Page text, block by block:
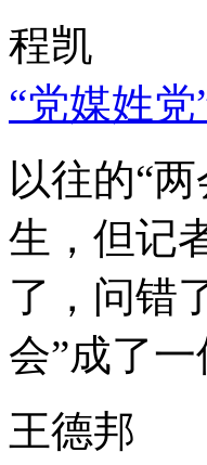
程凯
“党媒姓党
以往的“
生，但记
了，问错
会”成了
王德邦